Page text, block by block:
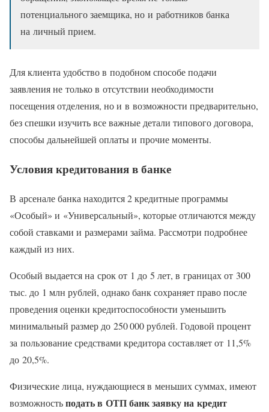
потенциального заемщика, но и работников банка
на личный прием.
Для клиента удобство в подобном способе подачи
заявления не только в отсутствии необходимости
посещения отделения, но и в возможности предварительно,
без спешки изучить все важные детали типового договора,
способы дальнейшей оплаты и прочие моменты.
Условия кредитования в банке
В арсенале банка находится 2 кредитные программы
«Особый» и «Универсальный», которые отличаются между
собой ставками и размерами займа. Рассмотри подробнее
каждый из них.
Особый выдается на срок от 1 до 5 лет, в границах от 300
тыс. до 1 млн рублей, однако банк сохраняет право после
проведения оценки кредитоспособности уменьшить
минимальный размер до 250 000 рублей. Годовой процент
за пользование средствами кредитора составляет от 11,5%
до 20,5%.
Физические лица, нуждающиеся в меньших суммах, имеют
возможностьподать в ОТП банк заявку на кредит